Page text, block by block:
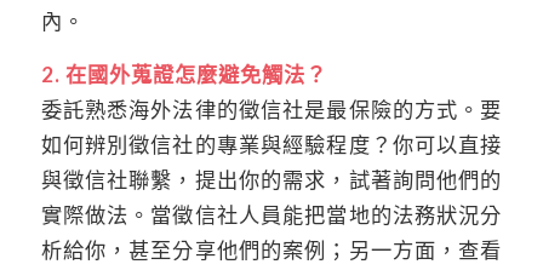
內。
2. 在國外蒐證怎麼避免觸法？
委託熟悉海外法律的徵信社是最保險的方式。要
如何辨別徵信社的專業與經驗程度？你可以直接
與徵信社聯繫，提出你的需求，試著詢問他們的
實際做法。當徵信社人員能把當地的法務狀況分
析給你，甚至分享他們的案例；另一方面，查看